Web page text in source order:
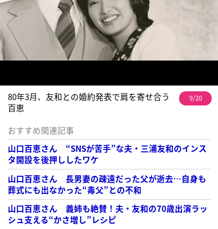
80年3月、友和との婚約発表で肩を寄せ合う
百恵
9/20
おすすめ関連記事
山口百恵さん “SNSが苦手”な夫・三浦友和のインス
タ開設を後押ししたワケ
山口百恵さん 長男妻の疎遠だった父が逝去…自身も
葬式にも出なかった“毒父”との不和
山口百恵さん 義姉も絶賛！夫・友和の70歳出演ラッ
シュ支える“かさ増し”レシピ